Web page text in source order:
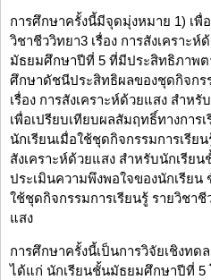
การศึกษาครั้งนี้มีจุดมุ่งหมาย 1) เ
วิชาชีววิทยา3 เรื่อง การสังเคราะ
มัธยมศึกษาปีที่ 5 ที่มีประสิทธิภาพต
ศึกษาดัชนีประสิทธิผลของชุดกิจกร
เรื่อง การสังเคราะห์ด้วยแสง สำห
เพื่อเปรียบเทียบผลสัมฤทธิ์ทางการ
นักเรียนเมื่อใช้ชุดกิจกรรมการเรีย
สังเคราะห์ด้วยแสง สำหรับนักเรีย
ประเมินความพึงพอใจของนักเรีย
ใช้ชุดกิจกรรมการเรียนรู้ รายวิชาชี
แสง
การศึกษาครั้งนี้เป็นการวิจัยเชิงทด
ได้แก่ นักเรียนชั้นมัธยมศึกษาปีที่ 5